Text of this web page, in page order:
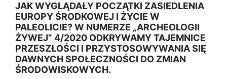
JAK WYGLĄDAŁY POCZĄTKI ZASIEDLENIA
EUROPY ŚRODKOWEJ I ŻYCIE W
PALEOLICIE? W NUMERZE „ARCHEOLOGII
ŻYWEJ” 4/2020 ODKRYWAMY TAJEMNICE
PRZESZŁOŚCI I PRZYSTOSOWYWANIA SIĘ
DAWNYCH SPOŁECZNOŚCI DO ZMIAN
ŚRODOWISKOWYCH.